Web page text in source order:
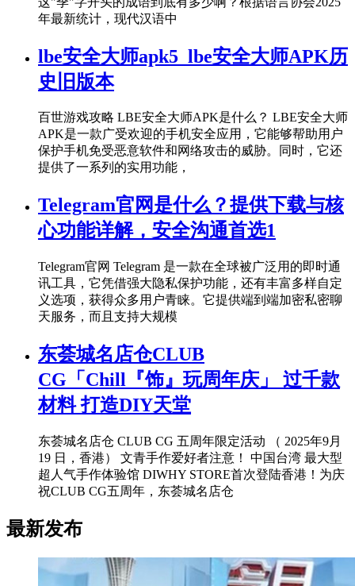
年最新统计，现代汉语中
lbe安全大师apk5_lbe安全大师APK历
史旧版本
百世游戏攻略 LBE安全大师APK是什么？ LBE安全大师
APK是一款广受欢迎的手机安全应用，它能够帮助用户
保护手机免受恶意软件和网络攻击的威胁。同时，它还
提供了一系列的实用功能，
Telegram官网是什么？提供下载与核
心功能详解，安全沟通首选1
Telegram官网 Telegram 是一款在全球被广泛用的即时通
讯工具，它凭借强大隐私保护功能，还有丰富多样自定
义选项，获得众多用户青睐。它提供端到端加密私密聊
天服务，而且支持大规模
东荟城名店仓CLUB
CG「Chill『饰』玩周年庆」 过千款
材料 打造DIY天堂
东荟城名店仓 CLUB CG 五周年限定活动 （ 2025年9月
19 日，香港） 文青手作爱好者注意！ 中国台湾 最大型
超人气手作体验馆 DIWHY STORE首次登陆香港！为庆
祝CLUB CG五周年，东荟城名店仓
最新发布